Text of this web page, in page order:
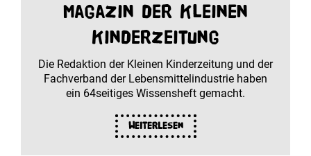
Magazin der Kleinen
Kinderzeitung
Die Redaktion der Kleinen Kinderzeitung und der
Fachverband der Lebensmittelindustrie haben
ein 64seitiges Wissensheft gemacht.
Weiterlesen